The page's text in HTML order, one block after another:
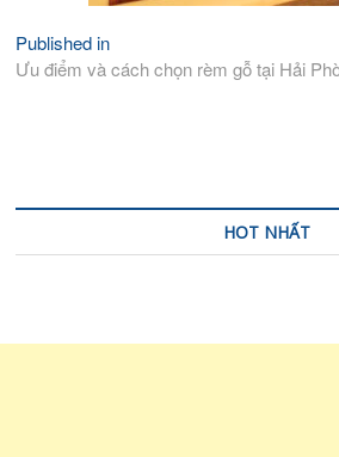
Điều
hướng
Published in
Ưu điểm và cách chọn rèm gỗ tại Hải
HOT NHẤT